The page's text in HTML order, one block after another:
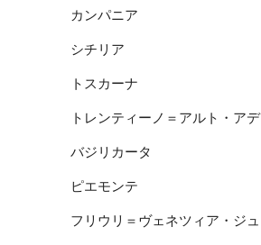
カンパニア
シチリア
トスカーナ
トレンティーノ＝アルト・ア
バジリカータ
ピエモンテ
フリウリ＝ヴェネツィア・ジ